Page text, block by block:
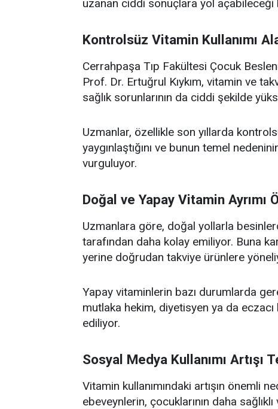
uzanan ciddi sonuçlara yol açabileceği
Kontrolsüz Vitamin Kullanımı
Cerrahpaşa Tıp Fakültesi Çocuk
Prof. Dr. Ertuğrul Kıykım, vitamin ve
sağlık sorunlarının da ciddi şekilde
Uzmanlar, özellikle son yıllarda
yaygınlaştığını ve bunun temel
vurguluyor.
Doğal ve Yapay Vitamin Ayrımı
Uzmanlara göre, doğal yollarla
tarafından daha kolay emiliyor. Buna
yerine doğrudan takviye ürünlere
Yapay vitaminlerin bazı durumlarda
mutlaka hekim, diyetisyen ya da
ediliyor.
Sosyal Medya Kullanımı Artışı
Vitamin kullanımındaki artışın önemli
ebeveynlerin, çocuklarının daha